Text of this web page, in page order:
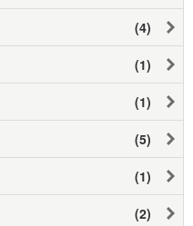
(4)
(1)
(1)
(5)
(1)
(2)